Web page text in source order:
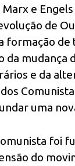
e Engels
de
formação de
da mudança
e da
uma
foi
do